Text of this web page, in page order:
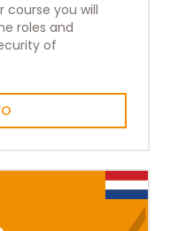
course you will
roles and
of